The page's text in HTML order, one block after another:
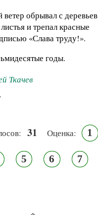
обрывал с деревьев
и трепал красные
«Слава труду!».
годы.
Ткачев
31 Оценка: 1
5 6 7